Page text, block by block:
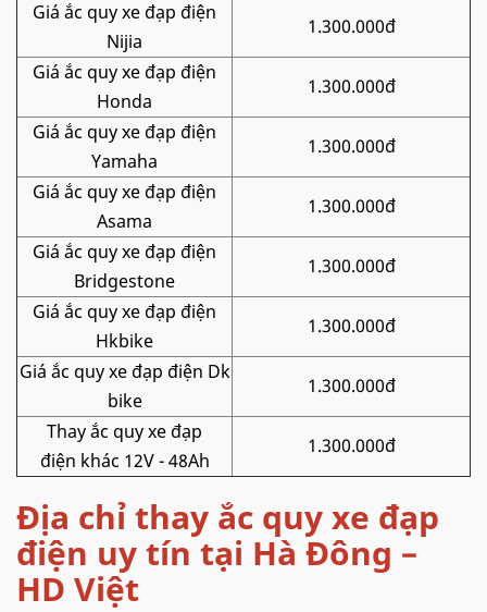
Giá ắc quy xe đạp điện
Nijia
1.300.000đ
Giá ắc quy xe đạp điện
Honda
1.300.000đ
Giá ắc quy xe đạp điện
Yamaha
1.300.000đ
Giá ắc quy xe đạp điện
Asama
1.300.000đ
Giá ắc quy xe đạp điện
Bridgestone
1.300.000đ
Giá ắc quy xe đạp điện
Hkbike
1.300.000đ
Giá ắc quy xe đạp điện Dk
bike
1.300.000đ
Thay ắc quy xe đạp
điện khác 12V - 48Ah
1.300.000đ
Địa chỉ thay ắc quy xe đạp
điện uy tín tại Hà Đông –
HD Việt